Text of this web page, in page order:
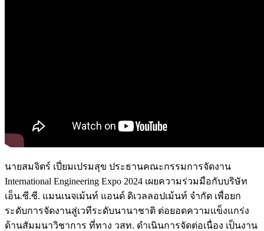
นายสมจิตร์ เปี่ยมเปรมสุข ประธานคณะกรรมการจัดงาน
International Engineering Expo 2024 เผยความร่วมมือกับบริษัท
เอ็น.ซี.ซี. แมนเนจเม้นท์ แอนด์ ดิเวลลอปเม้นท์ จำกัด เพื่อยก
ระดับการจัดงานสู่เวทีระดับนานาชาติ ต่อยอดความแข็งแกร่ง
ด้านสัมมนาวิชาการ ที่ทาง วสท. ดำเนินการจัดต่อเนื่อง เป็นงาน